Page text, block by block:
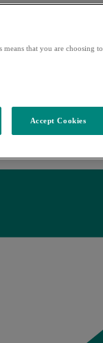
that you are choosing to
Accept Cookies